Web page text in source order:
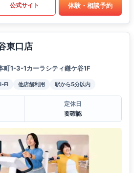
公式サイト 体験・相談予約
東口店
町1-3-1カーラシティ鎌ケ谷1F
Fi 他店舗利用 駅から5分以内
定休日
要確認